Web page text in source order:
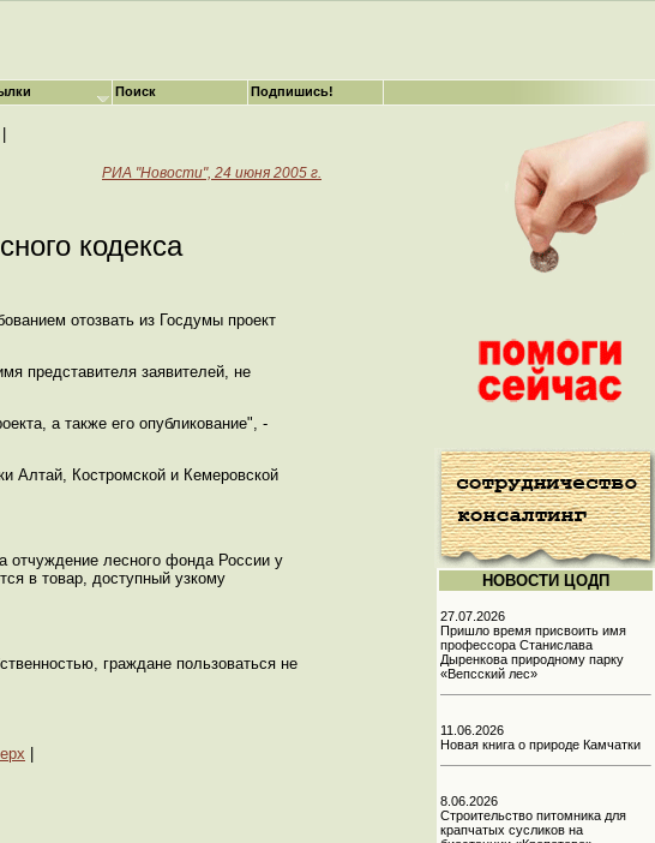
РИА "Новости", 24 июня 2005 г.
кодекса
отозвать из Госдумы проект
представителя заявителей, не
а также его опубликование", -
Алтай, Костромской и Кемеровской
отчуждение лесного фонда России у
в товар, доступный узкому
граждане пользоваться не
НОВОСТИ ЦОДП
27.07.2026
Пришло время присвоить имя
профессора Станислава
Дыренкова природному парку
«Вепсский лес»
11.06.2026
Новая книга о природе Камчатки
8.06.2026
Строительство питомника для
крапчатых сусликов на
Поиск Подпишись!